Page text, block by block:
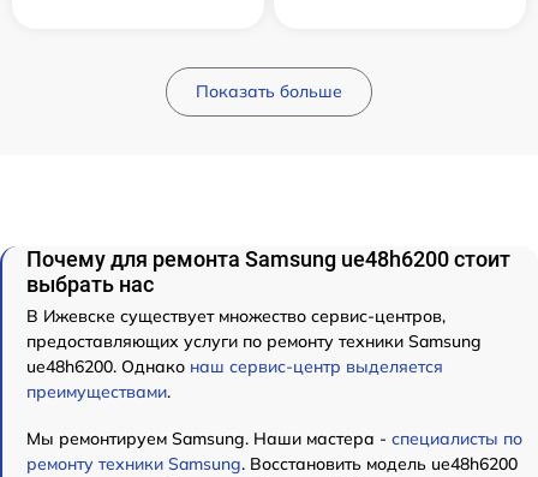
Показать больше
Почему для ремонта Samsung ue48h6200 стоит
выбрать нас
В Ижевске существует множество сервис-центров,
предоставляющих услуги по ремонту техники Samsung
ue48h6200. Однако наш сервис-центр выделяется
преимуществами.
Мы ремонтируем Samsung. Наши мастера - специалисты по
ремонту техники Samsung. Восстановить модель ue48h6200